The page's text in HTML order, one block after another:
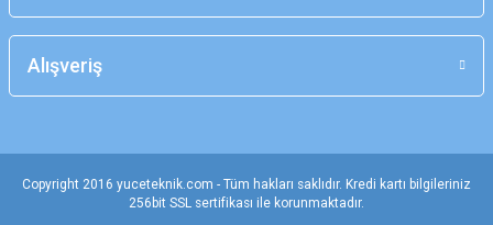
Alışveriş
Copyright 2016 yuceteknik.com - Tüm hakları saklıdır. Kredi kartı bilgileriniz
256bit SSL sertifikası ile korunmaktadır.